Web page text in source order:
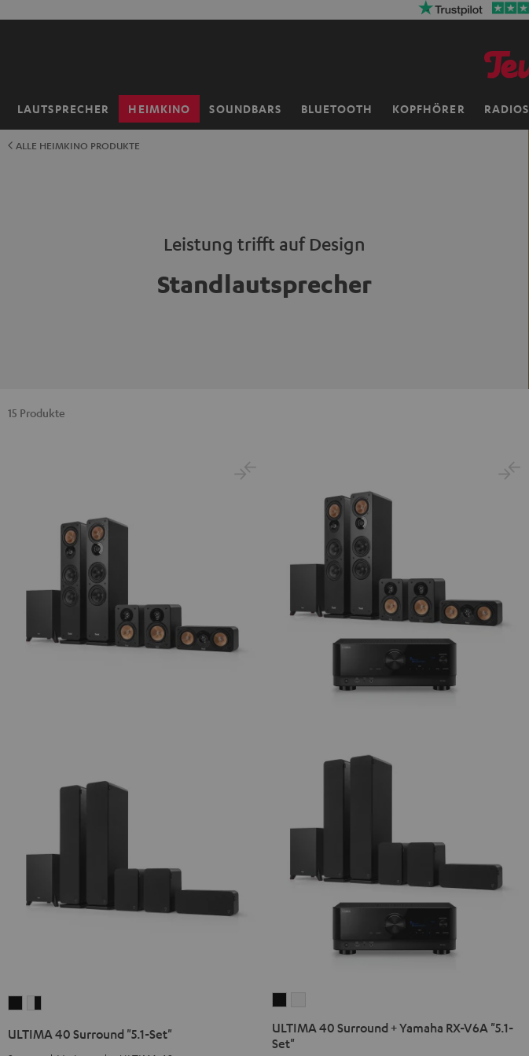
LAUTSPRECHER HEIMKINO SOUNDBARS BLUETOOTH KOPFHÖRER RADIOS
Startseite
ALLE HEIMKINO PRODUKTE
Leistung trifft auf Design
Standlautsprecher
15 Produkte
Surround
Surround
ULTIMA 40 Surround "5.1-Set"
Surround
ULTIMA 40 Surround + Yamaha RX-V6A "5.1-
Set"